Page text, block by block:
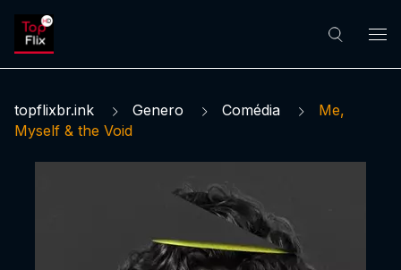
topflixbr.ink Genero Comédia
Me,
Myself & the Void